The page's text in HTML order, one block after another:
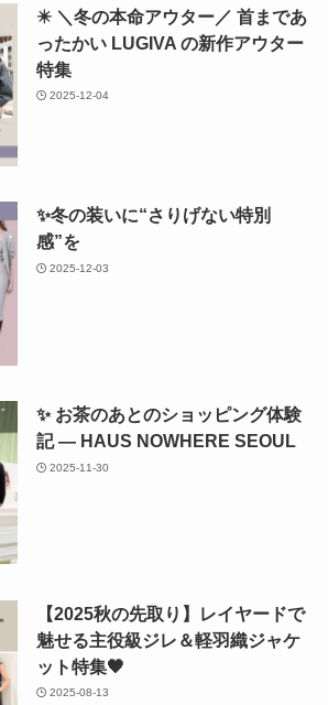
✴️ ＼冬の本命アウター／ 首まであ
ったかい LUGIVA の新作アウター
特集
2025-12-04
✨冬の装いに“さりげない特別
感”を
2025-12-03
✨ お茶のあとのショッピング体験
記 — HAUS NOWHERE SEOUL
2025-11-30
【2025秋の先取り】レイヤードで
魅せる主役級ジレ＆軽羽織ジャケ
ット特集🖤
2025-08-13